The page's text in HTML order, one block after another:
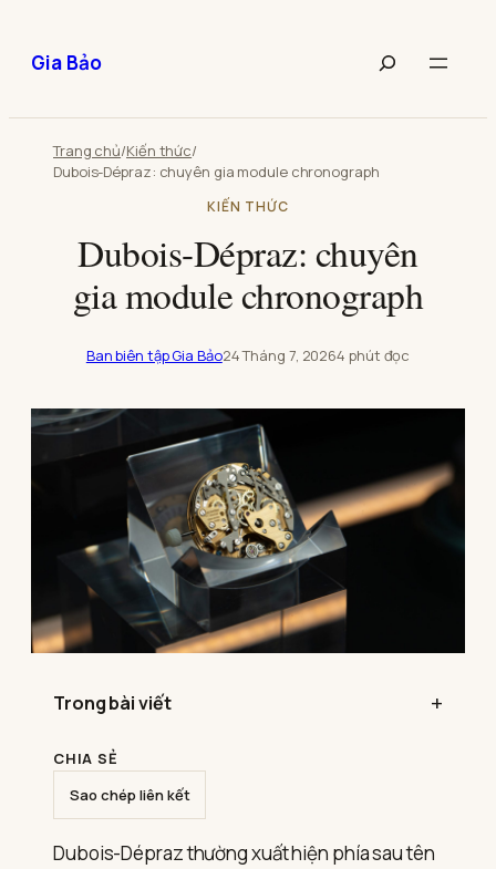
phầnGia Bảo
Tìm
kiếm
Trang chủ/Kiến thức/
Dubois-Dépraz: chuyên gia module chronograph
KIẾN THỨC
Dubois-Dépraz: chuyên
gia module chronograph
Ban biên tập Gia Bảo24 Tháng 7, 20264 phút đọc
Trong bài viết
CHIA SẺ
Sao chép liên kết
Dubois-Dépraz thường xuất hiện phía sau tên